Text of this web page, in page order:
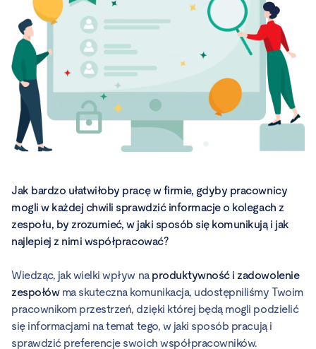
Jak bardzo ułatwiłoby pracę w firmie, gdyby pracownicy
mogli w każdej chwili sprawdzić informacje o kolegach z
zespołu, by zrozumieć, w jaki sposób się komunikują i jak
najlepiej z nimi współpracować?
Wiedząc, jak wielki wpływ na produktywność i zadowolenie
zespołówma skuteczna komunikacja, udostępniliśmy Twoim
pracownikom przestrzeń, dzięki której będą mogli podzielić
się informacjami na temat tego, w jaki sposób pracują i
sprawdzić preferencje swoich współpracowników.